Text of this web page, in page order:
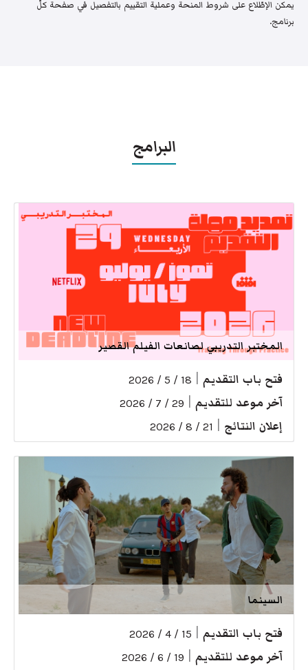
يمكن الإطّلاع على شروط المنحة وعملية التقييم بالتفصيل في صفحة كلّ
برنامج.
البرامج
المختبر التدريبي لصانعات الفيلم القصير
فتح باب التقديم 18 / 5 / 2026
آخر موعد للتقديم 29 / 7 / 2026
إعلان النتائج 21 / 8 / 2026
السينما
فتح باب التقديم 15 / 4 / 2026
آخر موعد للتقديم 19 / 6 / 2026